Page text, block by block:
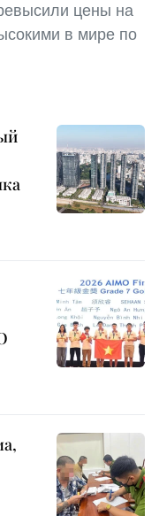
цены на
в мире по